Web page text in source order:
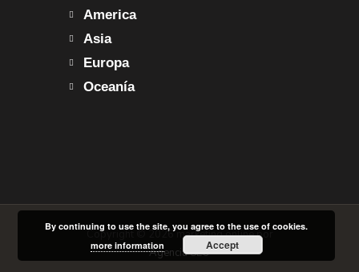
America
Asia
Europa
Oceanía
Copyright © 2026 marketing online por
Agencia SEO
By continuing to use the site, you agree to the use of cookies.
more information
Accept